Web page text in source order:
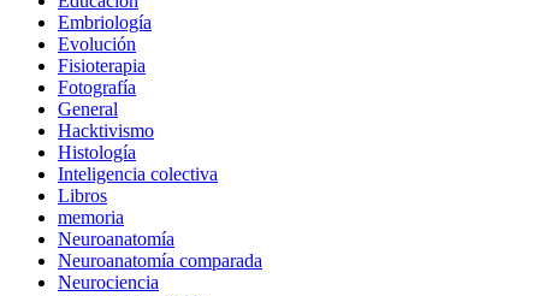
Embriología
Evolución
Fisioterapia
Fotografía
General
Hacktivismo
Histología
Inteligencia colectiva
Libros
memoria
Neuroanatomía
Neuroanatomía comparada
Neurociencia